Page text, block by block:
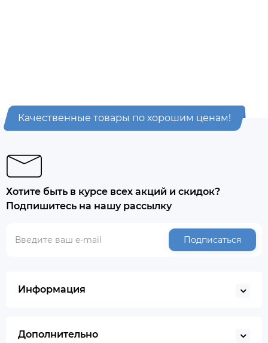
Качественные товары по хорошим ценам!
Хотите быть в курсе всех акций и скидок?
Подпишитесь на нашу рассылку
Подписаться
Информация
Дополнительно